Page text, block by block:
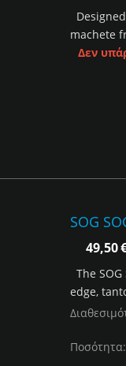
machete
Δεν
SOG
49,50
The
edge,
Ποσότητα: